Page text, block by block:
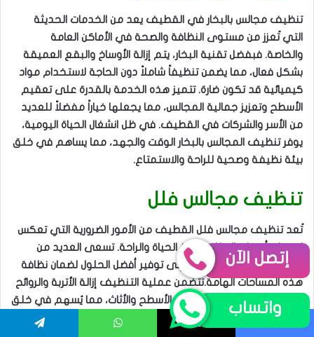
تنظيف مجالس بالبخار في القطيف يعد من الخدمات الحديثة
التي تُعزز من مستوى النظافة والصحة في الأماكن العامة
والخاصة. فبفضل تقنية البخار، يتم إزالة الأوساخ والبقع العميقة
بشكل فعال، مما يضمن تنظيفاً شاملاً دون الحاجة لاستخدام مواد
كيميائية قد تكون ضارة. تتميز هذه الخدمة بالقدرة على تعقيم
الأسطح وتعزيز جمالية المجالس، مما يجعلها خياراً مفضلاً للعديد
من الأسر والشركات في القطيف. في ظل انشغال الحياة اليومية،
يوفر تنظيف المجالس بالبخار الوقت والجهد، مما يساهم في خلق
بيئة نظيفة وصحية للراحة والاستمتاع.
تنظيف مجالس فلل
تُعد تنظيف مجالس فلل القطيف من الأمور الضرورية التي تعكس
اهتمام أصحاب الفلل بجودة الحياة والراحة. تسعى العديد من
خدمات التنظيف المحترفة إلى توفير أفضل الحلول لضمان نظافة
هذه المساحات الهامة.تتضمن عملية التنظيف إزالة الأتربة والروائح
الكريهة، بالإضافة إلى تعقيم الأسطح والأثاث، مما يُسهم في خلق
بيئة مريحة وصحية.كما أن تنظيف المجالس يُعزز من جمالها، مما
إتصل الآن
واتساب